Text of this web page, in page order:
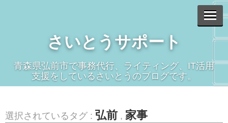
さいとうサポート
青森県弘前市で事務代行、ライティング、IT活用
支援をしているさいとうのブログです。
選択されているタグ : 弘前 , 家事